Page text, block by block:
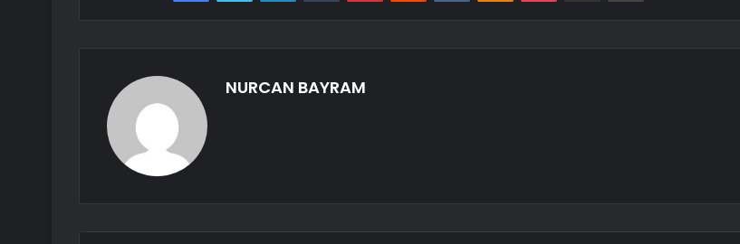
NURCAN BAYRAM